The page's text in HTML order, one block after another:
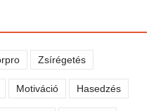
Zsírégetés
Motiváció Hasedzés